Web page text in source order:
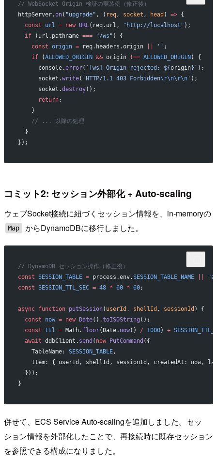
// WebSocket Origin 検証の実装例（修正後）
httpServer.on( "upgrade" , ( req, socket , head ) => {
  const
url = new URL(req.url, "http://localhost" );
  if
(url.pathname === "/ws" ) {
    const
origin = req.headers.origin '' ;
    if
(ALLOWED_ORIGIN && origin !== ALLOWED_ORIGIN ) {
      console.
error( `[ws] Origin rejected: ${origin}` );
      socket.
write( 'HTTP/1.1 403 Forbidden\r\n\r\n' );
      socket.
destroy();
      return
;
    }
    // ... 以降の処理
  }
});
コミット2: セッション外部化 + Auto-scaling
ウェブSocket接続に紐づくセッション情報を、in-memoryの
Map からDynamoDBに移行しました。
// DynamoDB セッション操作（修正後）
const SESSION_TABLE = process.env.SESSION_TABLE_NAME ||
const SESSION_TTL_SEC = 48 * 60 * 60;
async function putSession( userId , shellId , sessionId ) {
  const
now = new Date().toISOString ();
  const
ttl = Math. floor(Date. now() / 1000) +
  await
ddbClient. send ( new PutCommand ({
    TableName:
SESSION_TABLE,
Item: { userId, shellId, sessionId, createdAt: now,
  }));
}
併せて、ECS Service Auto-scalingを追加しました。セッ
ション情報を外部化したことで、再接続時に既存セッション
を参照できる構成になりました。